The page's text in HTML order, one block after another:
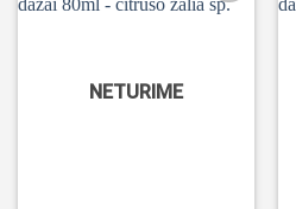
NETURIME